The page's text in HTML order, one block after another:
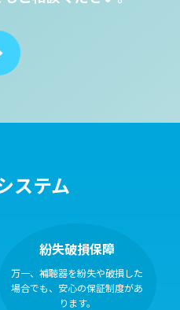
ステム
紛失破損保障
万一、補聴器を紛失や破損した
場合でも、安心の保証制度があ
ります。